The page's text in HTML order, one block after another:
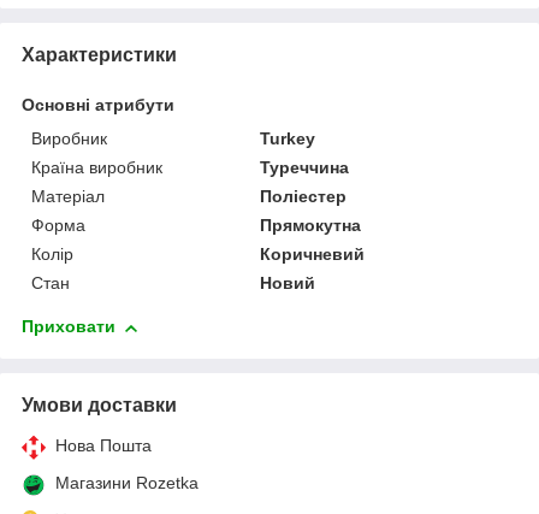
Характеристики
Основні атрибути
Виробник
Turkey
Країна виробник
Туреччина
Матеріал
Поліестер
Форма
Прямокутна
Колір
Коричневий
Стан
Новий
Приховати
Умови доставки
Нова Пошта
Магазини Rozetka